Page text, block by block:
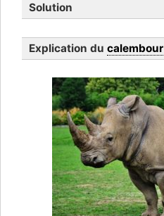
Solution
Explication du calembour